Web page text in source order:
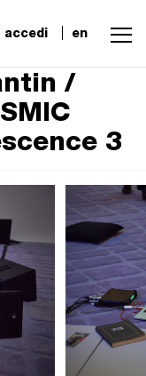
accedi en
/
3